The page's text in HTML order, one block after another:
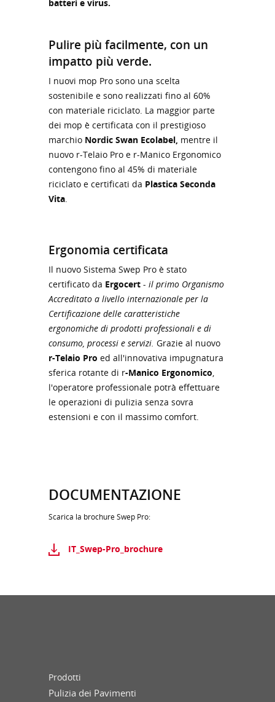
batteri e virus.
Pulire più facilmente, con un
impatto più verde.
I nuovi mop Pro sono una scelta
sostenibile e sono realizzati fino al 60%
con materiale riciclato. La maggior parte
dei mop è certificata con il prestigioso
marchio Nordic Swan Ecolabel, mentre il
nuovo r-Telaio Pro e r-Manico Ergonomico
contengono fino al 45% di materiale
riciclato e certificati da Plastica Seconda
Vita.
Ergonomia certificata
Il nuovo Sistema Swep Pro è stato
certificato da Ergocert - il primo Organismo
Accreditato a livello internazionale per la
Certificazione delle caratteristiche
ergonomiche di prodotti professionali e di
consumo, processi e servizi. Grazie al nuovo
r-Telaio Pro ed all'innovativa impugnatura
sferica rotante di r-Manico Ergonomico,
l'operatore professionale potrà effettuare
le operazioni di pulizia senza sovra
estensioni e con il massimo comfort.
DOCUMENTAZIONE
Scarica la brochure Swep Pro:
IT_Swep-Pro_brochure
Prodotti
Pulizia dei Pavimenti